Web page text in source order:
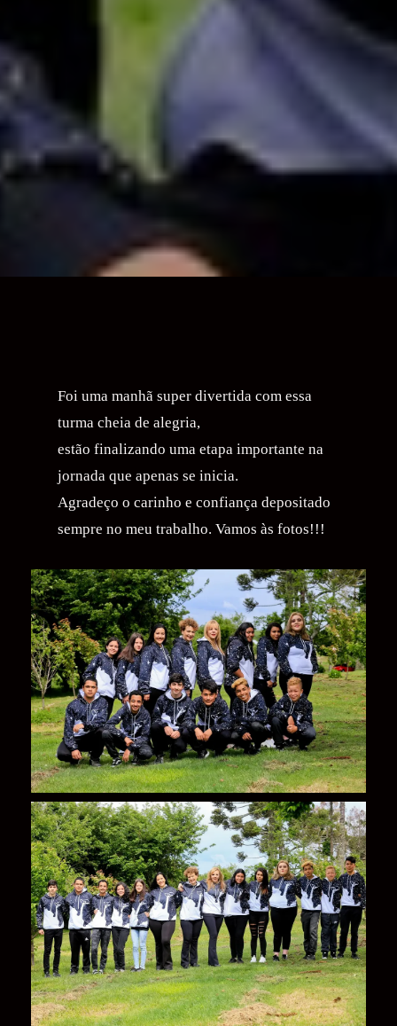
Foi uma manhã super divertida com essa
turma cheia de alegria,
estão finalizando uma etapa importante na
jornada que apenas se inicia.
Agradeço o carinho e confiança depositado
sempre no meu trabalho. Vamos às fotos!!!